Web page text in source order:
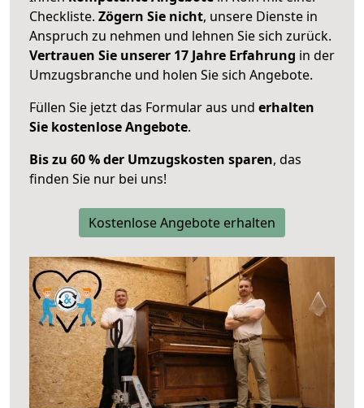
Checkliste. Zögern Sie nicht, unsere Dienste in
Anspruch zu nehmen und lehnen Sie sich zurück.
Vertrauen Sie unserer 17 Jahre Erfahrung in der
Umzugsbranche und holen Sie sich Angebote.
Füllen Sie jetzt das Formular aus und erhalten
Sie kostenlose Angebote.
Bis zu 60 % der Umzugskosten sparen, das
finden Sie nur bei uns!
Kostenlose Angebote erhalten